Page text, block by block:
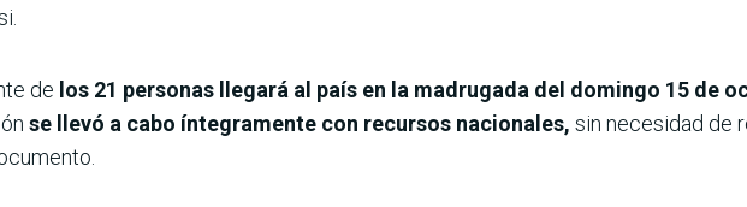
de los 21 personas llegará al país en la madrugada del domingo 15 de
se llevó a cabo íntegramente con recursos nacionales, sin necesidad de